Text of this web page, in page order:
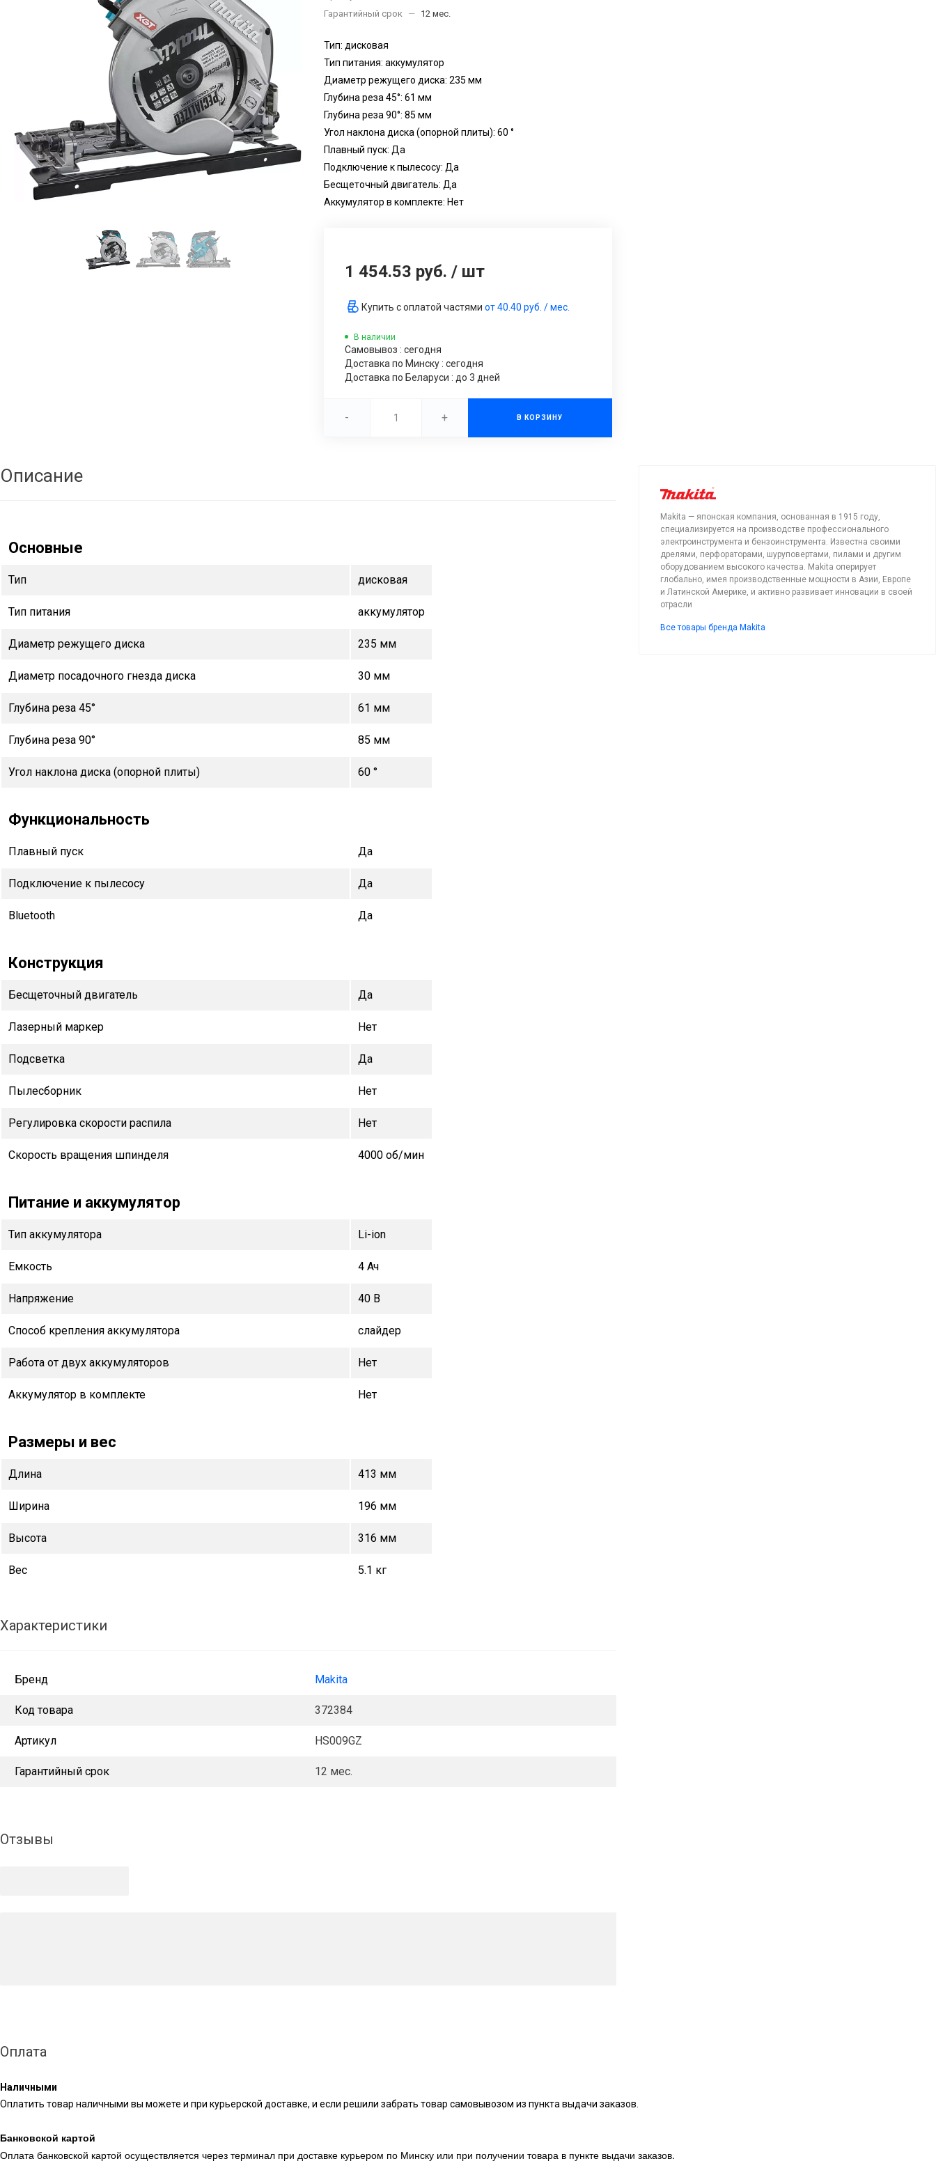
Гарантийный срок
— 12 мес.
Тип: дисковая
Тип питания: аккумулятор
Диаметр режущего диска: 235 мм
Глубина реза 45°: 61 мм
Глубина реза 90°: 85 мм
Угол наклона диска (опорной плиты): 60 °
Плавный пуск: Да
Подключение к пылесосу: Да
Бесщеточный двигатель: Да
Аккумулятор в комплекте: Нет
1 454.53 руб. / шт
Купить с оплатой частямиот40.40 руб. / мес.
В наличии
Самовывоз : сегодня
Доставка по Минску : сегодня
Доставка по Беларуси : до 3 дней
- + В КОРЗИНУ
Описание
Основные
Тип дисковая
Тип питания аккумулятор
Диаметр режущего диска 235 мм
Диаметр посадочного гнезда диска 30 мм
Глубина реза 45° 61 мм
Глубина реза 90° 85 мм
Угол наклона диска (опорной плиты) 60 °
Функциональность
Плавный пуск Да
Подключение к пылесосу Да
Bluetooth Да
Конструкция
Бесщеточный двигатель Да
Лазерный маркер Нет
Подсветка Да
Пылесборник Нет
Регулировка скорости распила Нет
Скорость вращения шпинделя 4000 об/мин
Питание и аккумулятор
Тип аккумулятора Li-ion
Емкость 4 Ач
Напряжение 40 В
Способ крепления аккумулятора слайдер
Работа от двух аккумуляторов Нет
Аккумулятор в комплекте Нет
Размеры и вес
Длина 413 мм
Ширина 196 мм
Высота 316 мм
Вес 5.1 кг
Характеристики
Бренд Makita
Код товара 372384
Артикул HS009GZ
Гарантийный срок 12 мес.
Отзывы
Makita — японская компания, основанная в 1915 году,
специализируется на производстве профессионального
электроинструмента и бензоинструмента. Известна своими
дрелями, перфораторами, шуруповертами, пилами и другим
оборудованием высокого качества. Makita оперирует
глобально, имея производственные мощности в Азии, Европе
и Латинской Америке, и активно развивает инновации в своей
отрасли
Все товары бренда Makita
Оплата
Наличными
Оплатить товар наличными вы можете и при курьерской доставке, и если решили забрать товар самовывозом из пункта выдачи заказов.
Банковской картой
Оплата банковской картой осуществляется через терминал при доставке курьером по Минску или при получении товара в пункте выдачи заказов.